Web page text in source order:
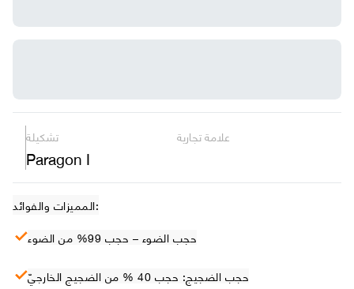
تشكيلة
Paragon I
علامة تجارية
المميزات والفوائد:
حجب الضوء – حجب 99% من الضوء
حجب الضجيج: حجب 40 % من الضجيج الخارجيّ